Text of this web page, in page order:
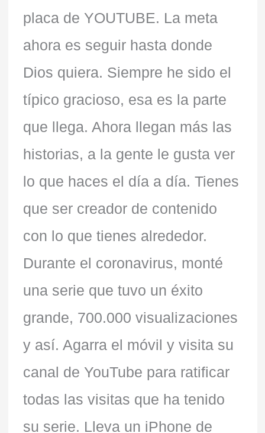
placa de YOUTUBE. La meta
ahora es seguir hasta donde
Dios quiera. Siempre he sido el
típico gracioso, esa es la parte
que llega. Ahora llegan más las
historias, a la gente le gusta ver
lo que haces el día a día. Tienes
que ser creador de contenido
con lo que tienes alrededor.
Durante el coronavirus, monté
una serie que tuvo un éxito
grande, 700.000 visualizaciones
y así. Agarra el móvil y visita su
canal de YouTube para ratificar
todas las visitas que ha tenido
su serie. Lleva un iPhone de